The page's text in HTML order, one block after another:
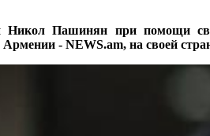
Пашинян при помощи
- NEWS.am, на своей